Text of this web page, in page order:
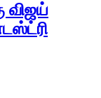
விஜய்